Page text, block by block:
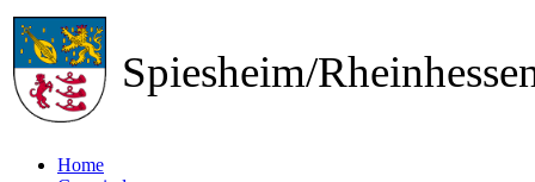
Spiesheim/
Home